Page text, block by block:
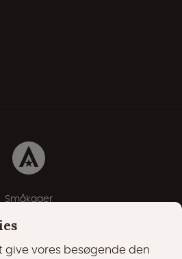
Småkager
af personlige oplysninger
give vores besøgende den